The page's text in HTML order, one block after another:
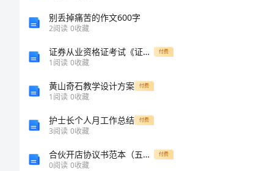
别丢掉痛苦的作文600字
2阅读 0收藏
证券从业资格证考试《证券市场基本法律法规》题库综合试题D卷 付费
1阅读 0收藏
黄山奇石教学设计方案 付费
1阅读 0收藏
护士长个人月工作总结 付费
3阅读 0收藏
合伙开店协议书范本（五篇） 付费
0阅读 0收藏